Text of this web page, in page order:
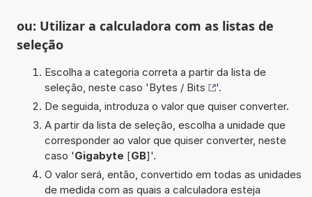
ou: Utilizar a calculadora com as listas de
seleção
Escolha a categoria correta a partir da lista de
seleção, neste caso 'Bytes / Bits
'.
De seguida, introduza o valor que quiser converter.
A partir da lista de seleção, escolha a unidade que
corresponder ao valor que quiser converter, neste
caso 'Gigabyte [GB]'.
O valor será, então, convertido em todas as unidades
de medida com as quais a calculadora esteja